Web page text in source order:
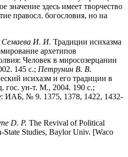
здесь имеет творчество
правосл. богословия, но на
Семаева И. И. Традиции исихазма
архетипов
Человек в миросозерцании
145 с.; Петрунин В. В.
исихазм и его традиции в
гос. ун-т. М., 2004. 190 с.;
ИАБ, № 9. 1375, 1378, 1422, 1432-
D. P. The Revival of Political
State Studies, Baylor Univ. [Waco